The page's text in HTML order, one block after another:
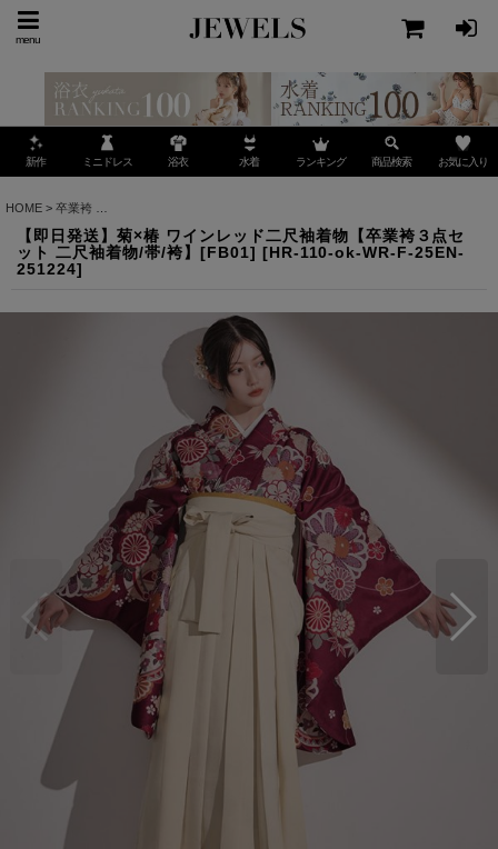
menu
新作 ミニドレス 浴衣 水着 ランキング 商品検索 お気に入り
HOME > 卒業袴
【即日発送】菊×椿 ワインレッド二尺袖着物【卒業袴３点セ
ット 二尺袖着物/帯/袴】[FB01] [HR-110-ok-WR-F-25EN-
251224]